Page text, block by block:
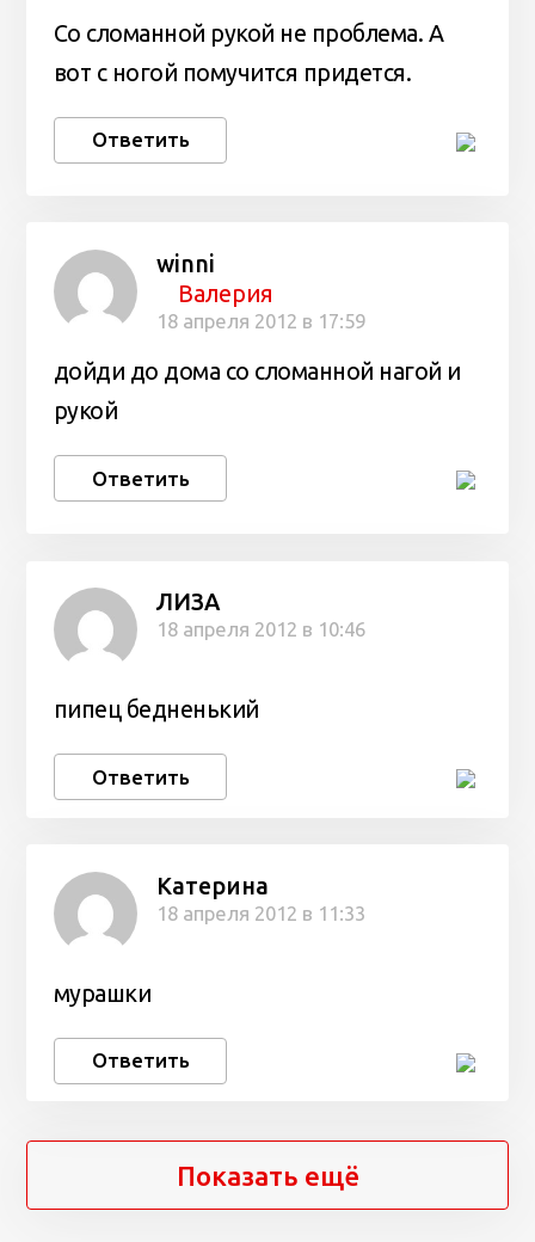
Cо сломанной рукой не проблема. А
вот с ногой помучится придется.
Ответить
winni
Валерия
18 апреля 2012 в 17:59
дойди до дома со сломанной нагой и
рукой
Ответить
ЛИЗА
18 апреля 2012 в 10:46
пипец бедненький
Ответить
Катерина
18 апреля 2012 в 11:33
мурашки
Ответить
Показать ещё